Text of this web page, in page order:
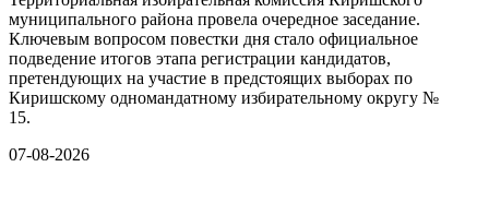
муниципального района провела очередное заседание.
Ключевым вопросом повестки дня стало официальное
подведение итогов этапа регистрации кандидатов,
претендующих на участие в предстоящих выборах по
Киришскому одномандатному избирательному округу №
15.
07-08-2026